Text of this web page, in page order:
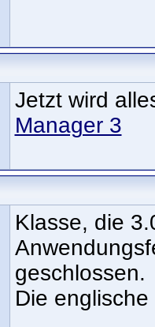
Jetzt wird
Manager 3
Klasse, die
geschlossen.
Die